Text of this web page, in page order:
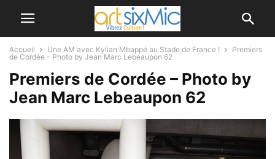
Accueil Une AM avec Kylian Mbappé au Stade de France !
Premiers
de Cordée - Photo by Jean Marc Lebeaupon 62
Premiers de Cordée – Photo by
Jean Marc Lebeaupon 62